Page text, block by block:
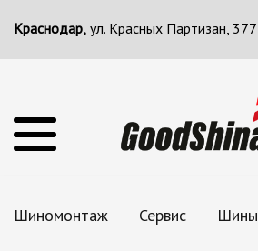
Краснодар, ул. Красных Партизан, 377
Шиномонтаж Сервис Шины